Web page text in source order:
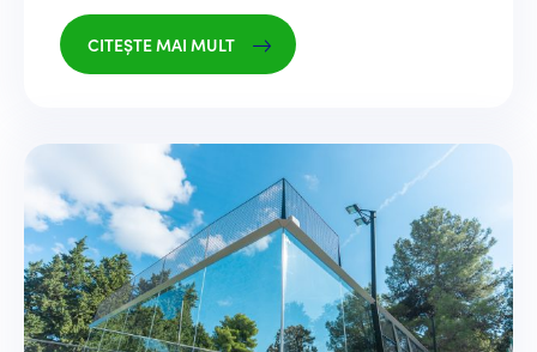
CITEȘTE MAI MULT